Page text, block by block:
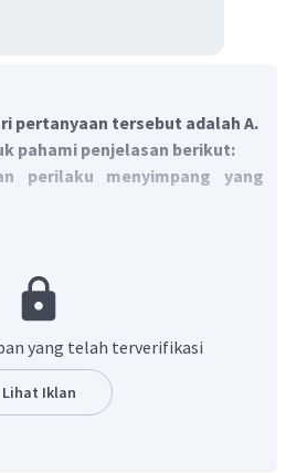
pertanyaan tersebut adalah A.
pahami penjelasan berikut:
perilaku menyimpang yang
tidak sesuai dengan kaidah
sempurna akan menyebabkan
sosial, individu yang mengalami
yang telah terverifikasi
Lihat Iklan